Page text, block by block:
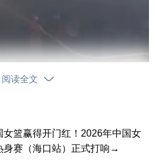
分子）
【责任编辑：刘如英】
阅读全文
女篮赢得开门红！2026年中国女
身赛（海口站）正式打响→